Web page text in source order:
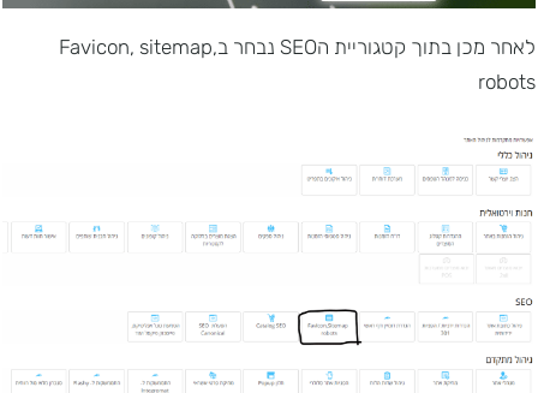
לאחר מכן בתוך קטגוריית הSEO נבחר בFavicon, sitemap,
robots